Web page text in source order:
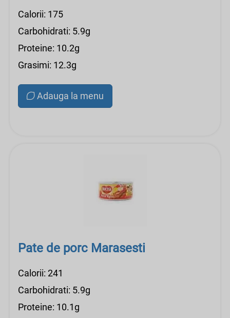
Calorii: 175
Carbohidrati: 5.9g
Proteine: 10.2g
Grasimi: 12.3g
Adauga la menu
Pate de porc Marasesti
Calorii: 241
Carbohidrati: 5.9g
Proteine: 10.1g